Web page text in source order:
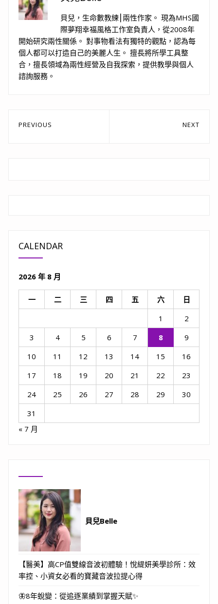
貝兒，生命數教練⎮兩性作家。 現為MHS國
際夢翔幸福風格工作室負責人，從2008年
開始研究兩性關係。 對事物看法有獨特的觀點，認為每
個人都可以打造自己的美麗人生。 擅長將所學工具整
合，擅長領域為兩性經營及自我探索，提供教學與個人
諮詢服務。
文
PREVIOUS NEXT
CALENDAR
2026 年 8 月
一 二 三 四 五 六
日
1
2
3
4 5 6 7 8
9
10
11 12 13 14 15
16
17
18 19 20 21 22
23
24
25 26 27 28 29
30
31
« 7 月
貝兒Belle
【醫美】高CP值雙線音波初體驗！悅緹妍美學診所：效
率控、小資女必看的寶藏音波拉提心得
🦋8年蛻變：從追逐業績到掌握天賦✨